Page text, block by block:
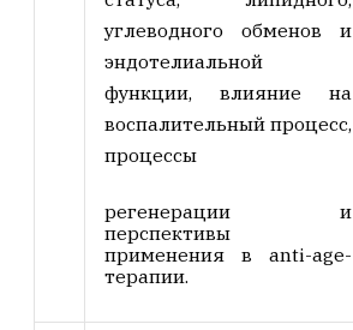
углеводного обменов и
эндотелиальной
функции, влияние на
воспалительный процесс,
процессы
регенерации и
перспективы
применения в anti-age-
терапии.